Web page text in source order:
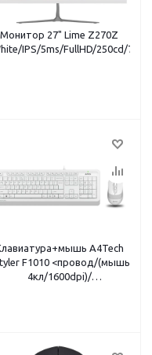
USB2.0/2x3W/
Монитор 27" Lime Z270Z
IPS/5ms/FullHD/250cd/
A4Tech
F1010 <провод/(мышь
4кл/1600dpi)/